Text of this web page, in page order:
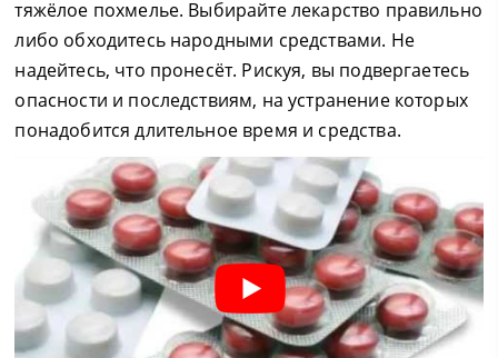
тяжёлое похмелье. Выбирайте лекарство правильно
либо обходитесь народными средствами. Не
надейтесь, что пронесёт. Рискуя, вы подвергаетесь
опасности и последствиям, на устранение которых
понадобится длительное время и средства.